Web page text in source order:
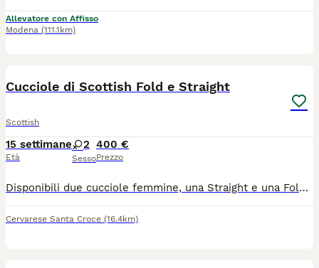
Allevatore con Affisso
Modena (111.1km)
Cucciole di Scottish Fold e Straight
Scottish
15 settimane
Età
2
Sesso
400 €
Prezzo
Disponibili due cucciole femmine, una Straight e una Fold. Nate da genitori entrambi di mia proprietà, sono già indipendenti e molto affettuose. Verranno cedute vaccinate e sverminate.
Cervarese Santa Croce (16.4km)